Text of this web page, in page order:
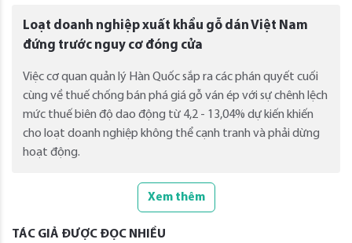
Loạt doanh nghiệp xuất khẩu gỗ dán Việt Nam
đứng trước nguy cơ đóng cửa
Việc cơ quan quản lý Hàn Quốc sắp ra các phán quyết cuối
cùng về thuế chống bán phá giá gỗ ván ép với sự chênh lệch
mức thuế biên độ dao động từ 4,2 - 13,04% dự kiến khiến
cho loạt doanh nghiệp không thể cạnh tranh và phải dừng
hoạt động.
Xem thêm
TÁC GIẢ ĐƯỢC ĐỌC NHIỀU